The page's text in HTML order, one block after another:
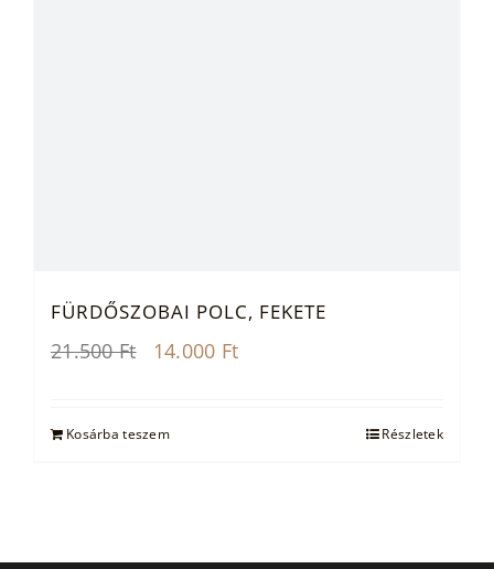
FÜRDŐSZOBAI POLC, FEKETE
21.500Ft
Original
21.500 Ft.
14.000 Ft
Kosárba teszem Részletek